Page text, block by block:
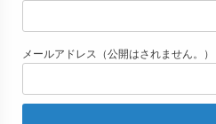
メールアドレス（公開はされません。）